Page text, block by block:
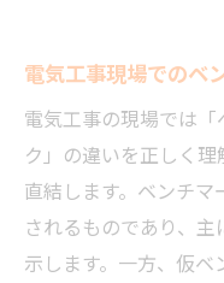
電気工事現場でのベ
電気工事の現場では
ク」の違いを正しく
直結します。ベンチ
されるものであり、
示します。一方、仮